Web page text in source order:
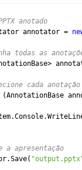
anotado
annotator =
todas as
>
cada anotação
(AnnotationBase
.Console.
a apresentação
.Save(